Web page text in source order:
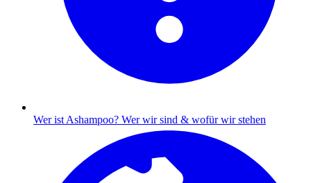
Wer ist Ashampoo? Wer wir sind & wofür wir stehen